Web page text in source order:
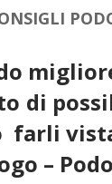
di
farli
–